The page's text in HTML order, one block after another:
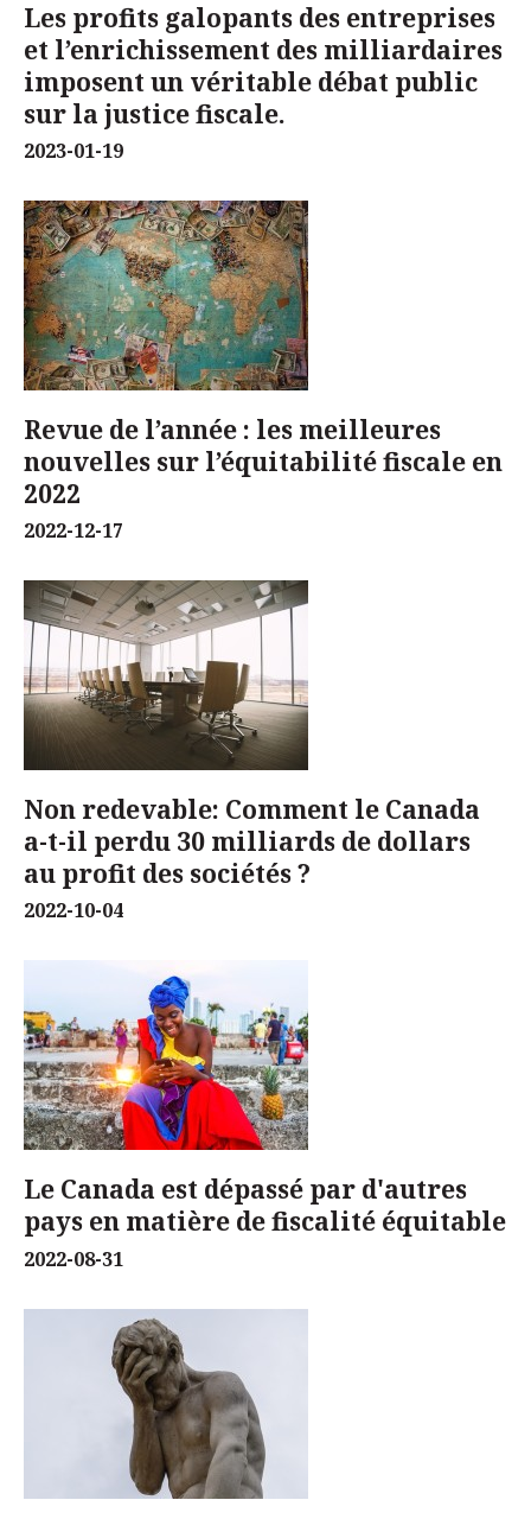
Les profits galopants des entreprises
et l’enrichissement des milliardaires
imposent un véritable débat public
sur la justice fiscale.
2023-01-19
Revue de l’année : les meilleures
nouvelles sur l’équitabilité fiscale en
2022
2022-12-17
Non redevable: Comment le Canada
a-t-il perdu 30 milliards de dollars
au profit des sociétés ?
2022-10-04
Le Canada est dépassé par d'autres
pays en matière de fiscalité équitable
2022-08-31